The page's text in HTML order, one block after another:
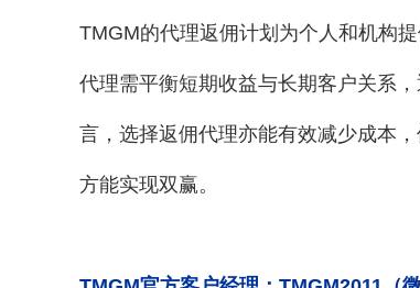
TMGM的代理返佣计划为个人和机构
代理需平衡短期收益与长期客户关系
言，选择返佣代理亦能有效减少成本
方能实现双赢。